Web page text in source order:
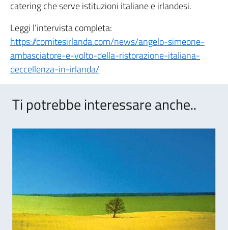
catering che serve istituzioni italiane e irlandesi.
Leggi l’intervista completa:
https://comitesirlanda.com/news/angelo-simeone-
ambasciatore-e-volto-della-ristorazione-italiana-
deccellenza-in-irlanda/
Ti potrebbe interessare anche..